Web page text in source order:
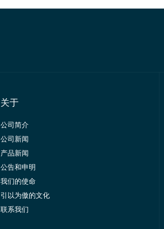
关于
公司简介
公司新闻
产品新闻
公告和申明
我们的使命
引以为傲的文化
联系我们